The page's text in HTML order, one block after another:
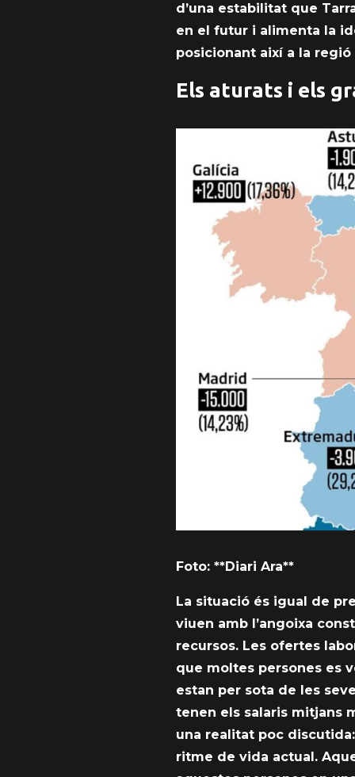
d’una estabilitat que
en el futur i alimenta la
posicionant així a la
Els aturats i els
Foto: **Diari Ara**
La situació és igual de
viuen amb l’angoixa
recursos. Les ofertes
que moltes persones es
estan per sota de les
tenen els salaris mitjans
una realitat poc
ritme de vida actual.